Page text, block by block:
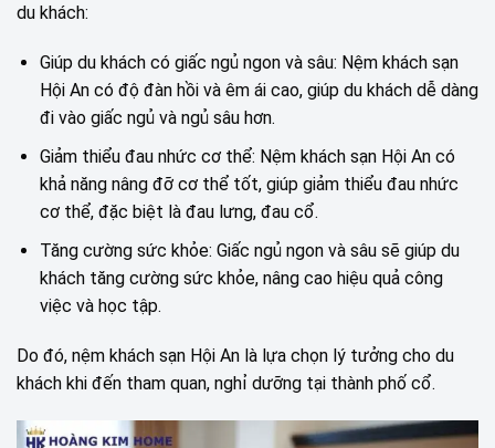
du khách:
Giúp du khách có giấc ngủ ngon và sâu: Nệm khách sạn
Hội An có độ đàn hồi và êm ái cao, giúp du khách dễ dàng
đi vào giấc ngủ và ngủ sâu hơn.
Giảm thiểu đau nhức cơ thể: Nệm khách sạn Hội An có
khả năng nâng đỡ cơ thể tốt, giúp giảm thiểu đau nhức
cơ thể, đặc biệt là đau lưng, đau cổ.
Tăng cường sức khỏe: Giấc ngủ ngon và sâu sẽ giúp du
khách tăng cường sức khỏe, nâng cao hiệu quả công
việc và học tập.
Do đó, nệm khách sạn Hội An là lựa chọn lý tưởng cho du
khách khi đến tham quan, nghỉ dưỡng tại thành phố cổ.